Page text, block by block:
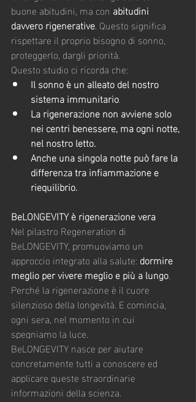
buone abitudini, ma con abitudini
davvero rigenerative. Questo significa
rispettare il proprio bisogno di sonno,
proteggerlo, dargli priorità.
Questo studio ci ricorda che:
Il sonno è un alleato del nostro
sistema immunitario.
La rigenerazione non avviene solo
nei centri benessere, ma ogni notte,
nel nostro letto.
Anche una singola notte può fare la
differenza tra infiammazione e
riequilibrio.
BeLONGEVITY è rigenerazione vera
Nel pilastro Regeneration di
BeLONGEVITY, promuoviamo un
approccio integrato alla salute: dormire
meglio per vivere meglio e più a lungo.
Perché la rigenerazione è il cuore
silenzioso della longevità. E comincia,
ogni sera, nel momento in cui
spegniamo la luce.
BeLONGEVITY nasce per aiutare
concretamente tutti a conoscere ed
applicare queste straordinarie
informazioni della scienza.